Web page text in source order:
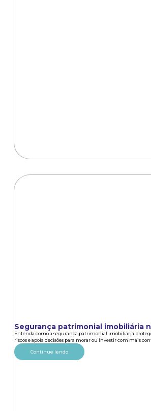
Segurança patrimonial imobiliária
Entenda como a segurança patrimonial imobiliária
riscos e apoia decisões para morar ou investir com mais
Continue lendo